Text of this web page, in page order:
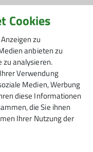
Cookies
zu
anbieten zu
zu analysieren.
Verwendung
Medien, Werbung
diese Informationen
die Sie ihnen
Ihrer Nutzung der